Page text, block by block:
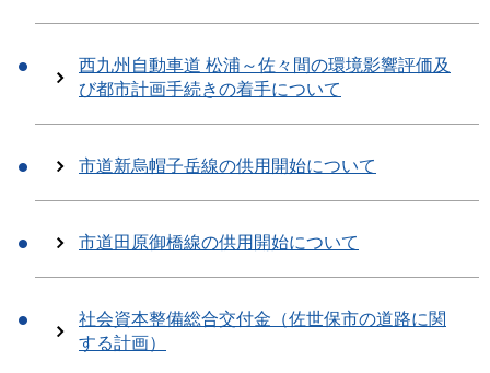
西九州自動車道 松浦～佐々間の環境影響評価及
び都市計画手続きの着手について
市道新烏帽子岳線の供用開始について
市道田原御橋線の供用開始について
社会資本整備総合交付金（佐世保市の道路に関
する計画）